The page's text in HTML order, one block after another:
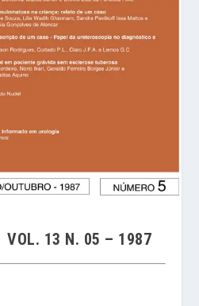
VOL. 13 N. 05 – 1987